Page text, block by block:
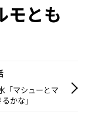
モとも
「マシューとマ
かな」